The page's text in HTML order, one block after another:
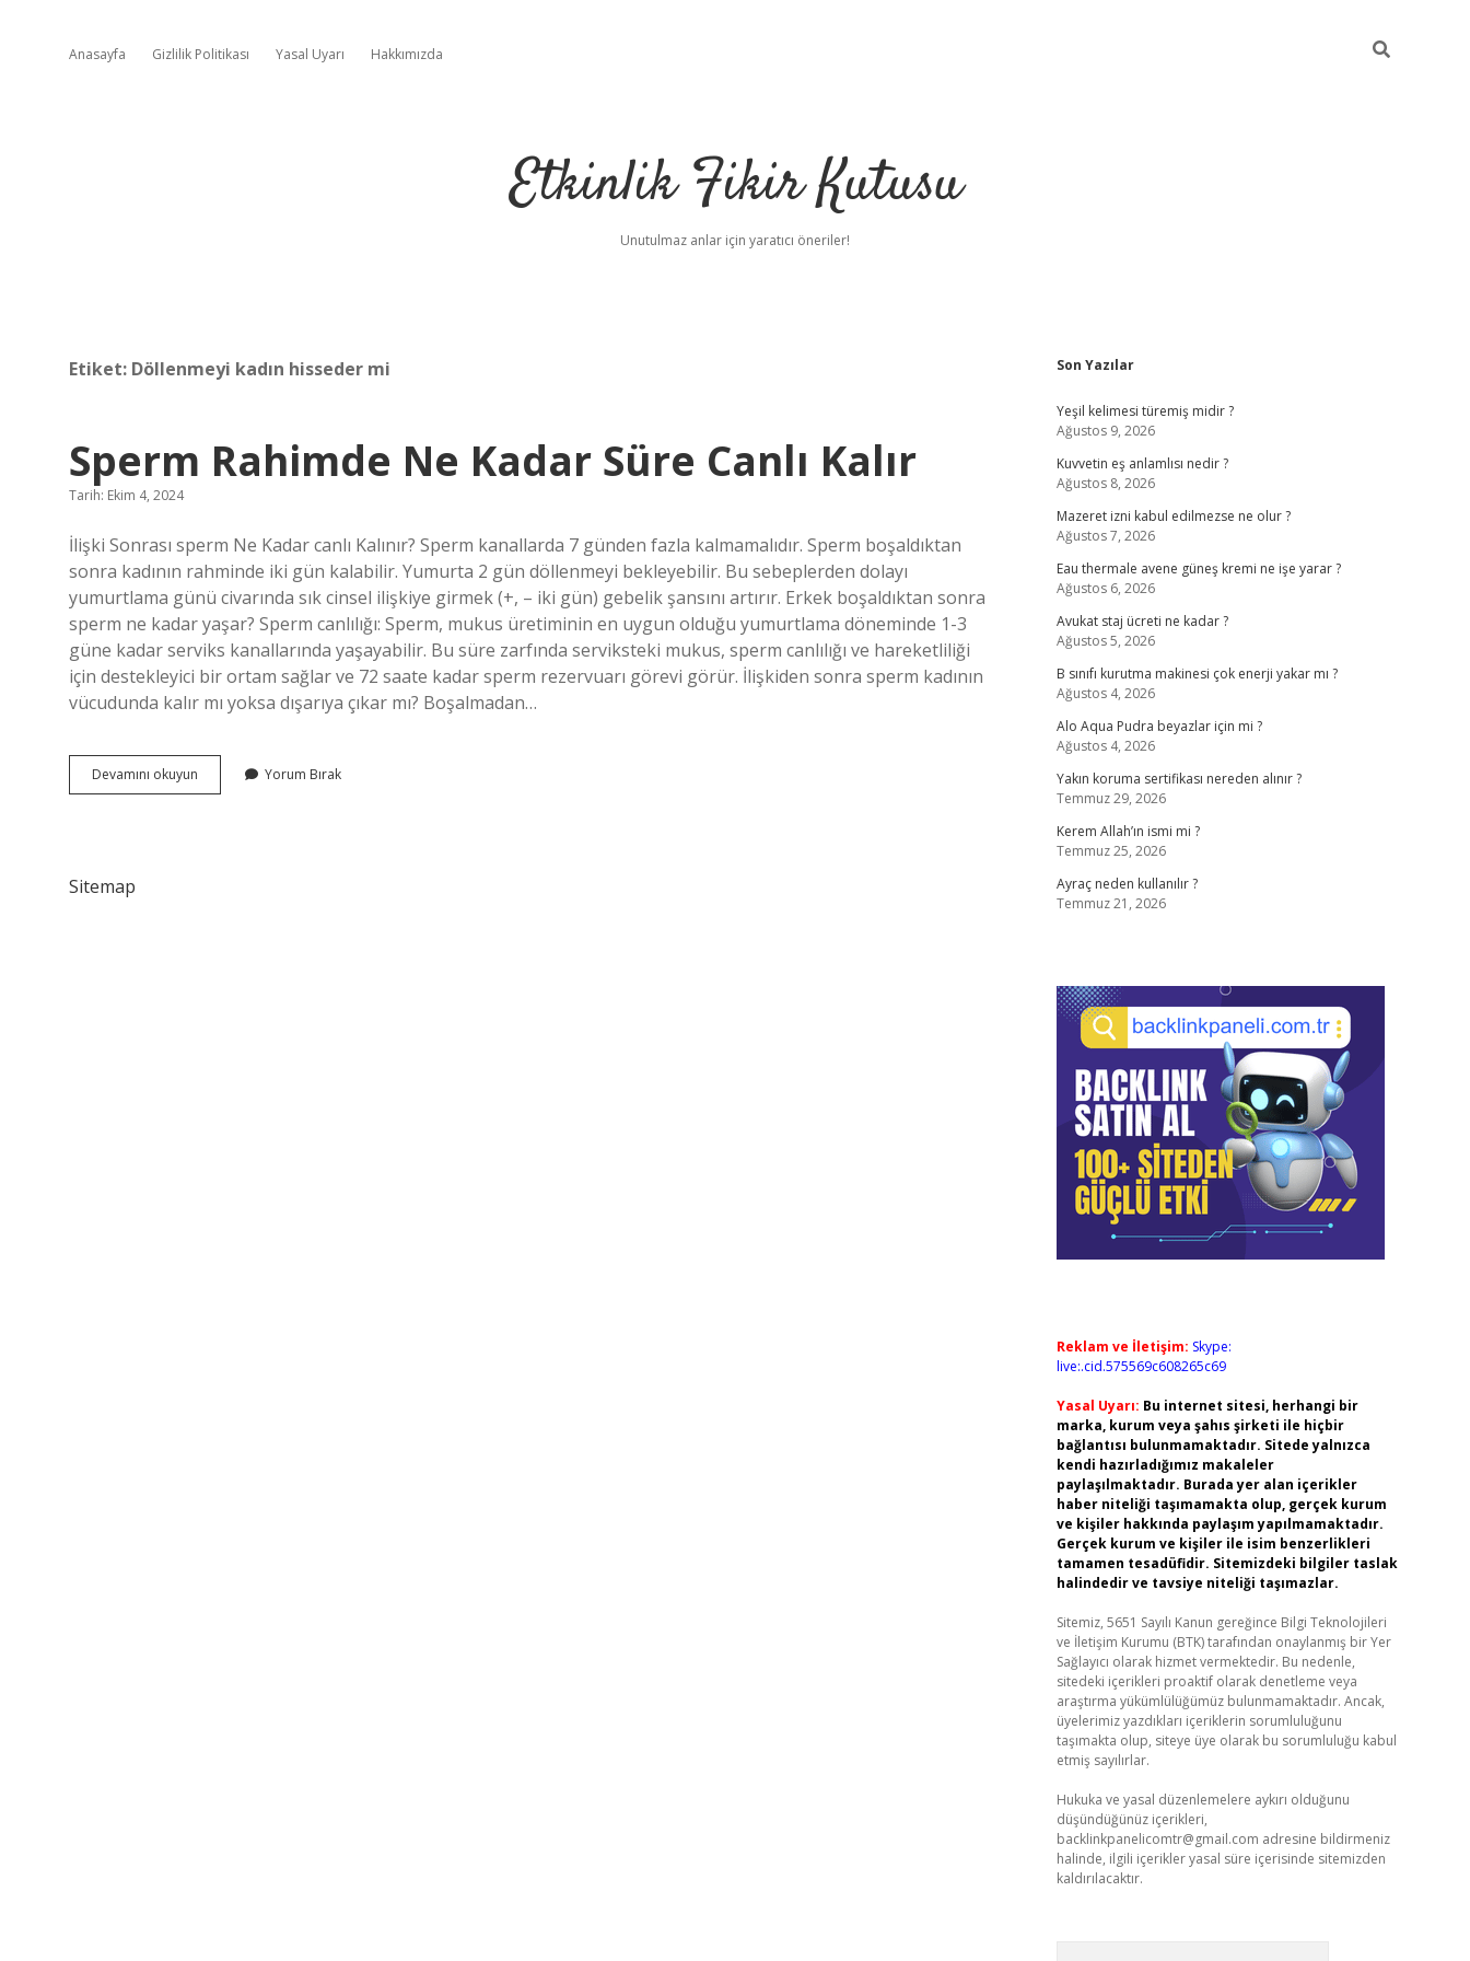
Anasayfa Gizlilik Politikası Yasal Uyarı Hakkımızda
Etkinlik Fikir Kutusu
Unutulmaz anlar için yaratıcı öneriler!
Etiket: Döllenmeyi kadın hisseder mi
Sperm Rahimde Ne Kadar Süre Canlı Kalır
Tarih: Ekim 4, 2024
İlişki Sonrası sperm Ne Kadar canlı Kalınır? Sperm kanallarda 7 günden fazla kalmamalıdır. Sperm boşaldıktan
sonra kadının rahminde iki gün kalabilir. Yumurta 2 gün döllenmeyi bekleyebilir. Bu sebeplerden dolayı
yumurtlama günü civarında sık cinsel ilişkiye girmek (+, – iki gün) gebelik şansını artırır. Erkek boşaldıktan sonra
sperm ne kadar yaşar? Sperm canlılığı: Sperm, mukus üretiminin en uygun olduğu yumurtlama döneminde 1-3
güne kadar serviks kanallarında yaşayabilir. Bu süre zarfında serviksteki mukus, sperm canlılığı ve hareketliliği
için destekleyici bir ortam sağlar ve 72 saate kadar sperm rezervuarı görevi görür. İlişkiden sonra sperm kadının
vücudunda kalır mı yoksa dışarıya çıkar mı? Boşalmadan…
Devamını okuyun
Rahimde
Yorum Bırak
Sitemap
Sidebar
Son Yazılar
Yeşil kelimesi türemiş midir ?
Ağustos 9, 2026
Kuvvetin eş anlamlısı nedir ?
Ağustos 8, 2026
Mazeret izni kabul edilmezse ne olur ?
Ağustos 7, 2026
Eau thermale avene güneş kremi ne işe yarar ?
Ağustos 6, 2026
Avukat staj ücreti ne kadar ?
Ağustos 5, 2026
B sınıfı kurutma makinesi çok enerji yakar mı ?
Ağustos 4, 2026
Alo Aqua Pudra beyazlar için mi ?
Ağustos 4, 2026
Yakın koruma sertifikası nereden alınır ?
Temmuz 29, 2026
Kerem Allah’ın ismi mi ?
Temmuz 25, 2026
Ayraç neden kullanılır ?
Temmuz 21, 2026
Reklam ve İletişim: Skype:
live:.cid.575569c608265c69
Yasal Uyarı: Bu internet sitesi, herhangi bir
marka, kurum veya şahıs şirketi ile hiçbir
bağlantısı bulunmamaktadır. Sitede yalnızca
kendi hazırladığımız makaleler
paylaşılmaktadır. Burada yer alan içerikler
haber niteliği taşımamakta olup, gerçek kurum
ve kişiler hakkında paylaşım yapılmamaktadır.
Gerçek kurum ve kişiler ile isim benzerlikleri
tamamen tesadüfidir. Sitemizdeki bilgiler taslak
halindedir ve tavsiye niteliği taşımazlar.
Sitemiz, 5651 Sayılı Kanun gereğince Bilgi Teknolojileri
ve İletişim Kurumu (BTK) tarafından onaylanmış bir Yer
Sağlayıcı olarak hizmet vermektedir. Bu nedenle,
sitedeki içerikleri proaktif olarak denetleme veya
araştırma yükümlülüğümüz bulunmamaktadır. Ancak,
üyelerimiz yazdıkları içeriklerin sorumluluğunu
taşımakta olup, siteye üye olarak bu sorumluluğu kabul
etmiş sayılırlar.
Hukuka ve yasal düzenlemelere aykırı olduğunu
düşündüğünüz içerikleri,
backlinkpanelicomtr@gmail.com adresine bildirmeniz
halinde, ilgili içerikler yasal süre içerisinde sitemizden
kaldırılacaktır.